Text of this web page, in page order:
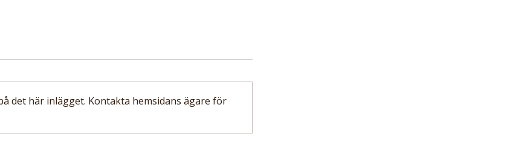
Ny metaanalys med nästan
Ny studie: Upp till 38
det här inlägget. Kontakta hemsidans ägare för